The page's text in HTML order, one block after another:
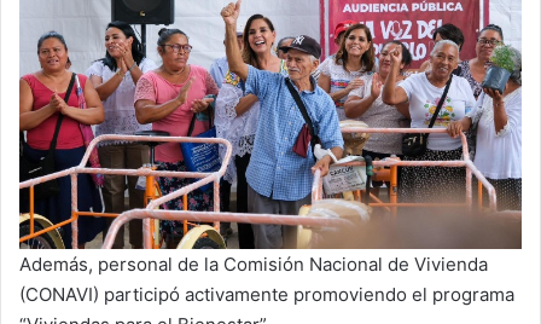
Además, personal de la Comisión Nacional de Vivienda
(CONAVI) participó activamente promoviendo el programa